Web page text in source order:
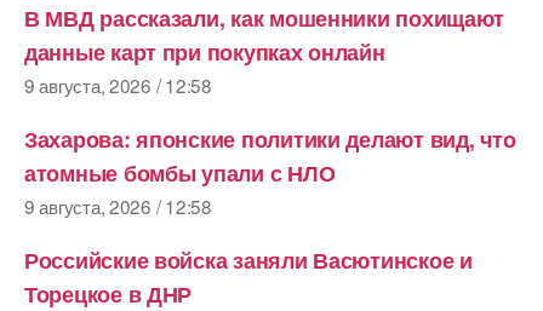
В МВД рассказали, как мошенники похищают
данные карт при покупках онлайн
9 августа, 2026 / 12:58
Захарова: японские политики делают вид, что
атомные бомбы упали с НЛО
9 августа, 2026 / 12:58
Российские войска заняли Васютинское и
Торецкое в ДНР